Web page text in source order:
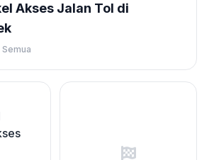
Akses Jalan Tol di
Semua